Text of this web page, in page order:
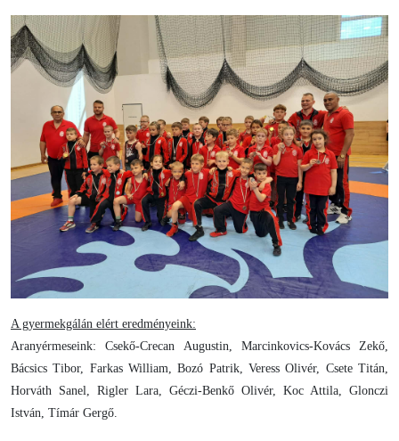
A gyermekgálán elért eredményeink:
Aranyérmeseink: Csekő-Crecan Augustin, Marcinkovics-Kovács Zekő,
Bácsics Tibor, Farkas William, Bozó Patrik, Veress Olivér, Csete Titán,
Horváth Sanel, Rigler Lara, Géczi-Benkő Olivér, Koc Attila, Glonczi
István, Tímár Gergő.